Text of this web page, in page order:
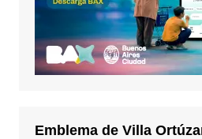
Emblema de Villa